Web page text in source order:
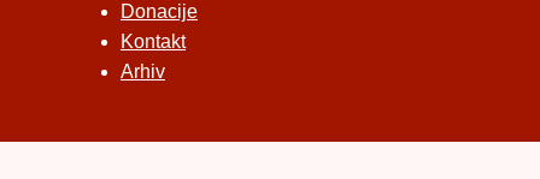
Donacije
Kontakt
Arhiv